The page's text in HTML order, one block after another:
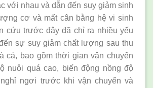
với nhau và dẫn đến suy giảm sinh
cơ và mất cân bằng hệ vi sinh
cứu trước đây đã chỉ ra nhiều yếu
sự suy giảm chất lượng sau thu
cá, bao gồm thời gian vận chuyển
nuôi quá cao, biến động nồng độ
ngơi trước khi vận chuyển và